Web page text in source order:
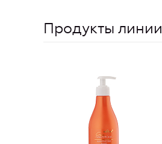
Продукты линии